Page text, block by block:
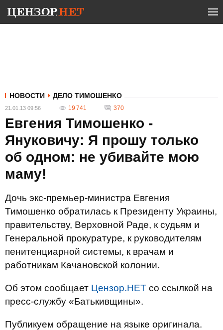
НОВОСТИ ДЕЛО ТИМОШЕНКО
21.01.13 09:56 19 741 370
Евгения Тимошенко -
Януковичу: Я прошу только
об одном: не убивайте мою
маму!
Дочь экс-премьер-министра Евгения
Тимошенко обратилась к Президенту Украины,
правительству, Верховной Раде, к судьям и
Генеральной прокуратуре, к руководителям
пенитенциарной системы, к врачам и
работникам Качановской колонии.
Об этом сообщает Цензор.НЕТ со ссылкой на
пресс-службу «Батькивщины».
Публикуем обращение на языке оригинала.